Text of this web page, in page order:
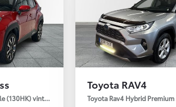
(130HK) vinterhjul
Toyota RAV4
Toyota Rav4 Hybrid